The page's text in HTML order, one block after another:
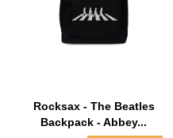
Rocksax - The Beatles
Backpack - Abbey...